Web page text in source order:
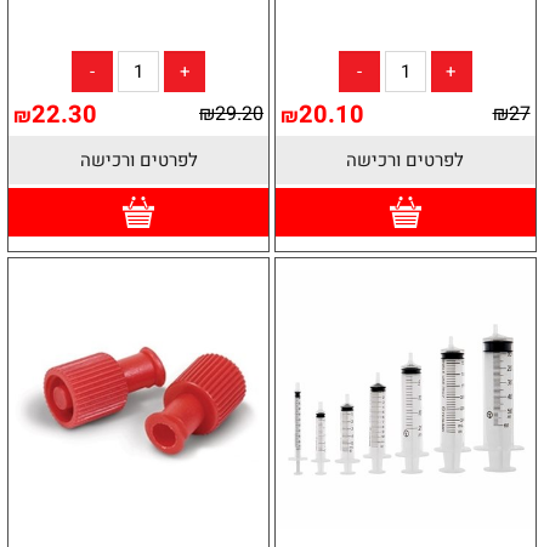
₪27
₪20.10
לפרטים ורכישה
₪29.20
₪22.30
לפרטים ורכישה